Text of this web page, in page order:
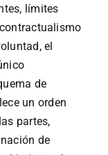
límites
el
de
un orden
partes,
de